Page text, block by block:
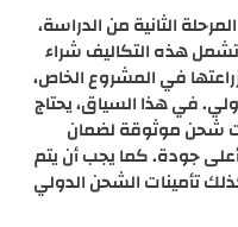
الثانية من الدراسة،
تشمل هذه التكاليف شراء
في المشروع الخاص،
في هذا السياق، يحتاج
شحن موثوقة لضمان
جودة. كما يجب أن يتم
تأمينات الشحن الدولي